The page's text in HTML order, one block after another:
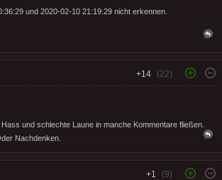
und 2020-02-10 21:19:29 nicht erkennen.
+14 (22)
und schlechte Laune in manche Kommentare fließen.
Nachdenken.
+1 (9)